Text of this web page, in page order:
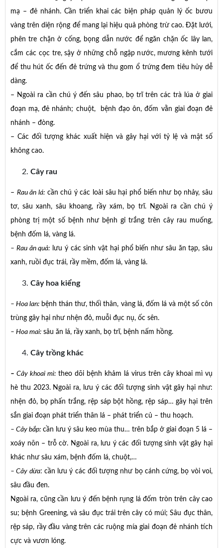
mạ – đẻ nhánh. Cần triển khai các biện pháp quản lý ốc bươu
vàng trên diện rộng để mang lại hiệu quả phòng trừ cao. Đặt lưới,
phên tre chặn ở cống, bọng dẫn nước để ngăn chặn ốc lây lan,
cắm các cọc tre, sậy ở những chỗ ngập nước, mương kênh tưới
để thu hút ốc đến đẻ trứng và thu gom ổ trứng đem tiêu hủy dễ
dàng.
– Ngoài ra cần chú ý đến sâu phao, bọ trĩ trên các trà lúa ở giai
đoạn mạ, đẻ nhánh; chuột, bệnh đạo ôn, đốm vằn giai đoạn đẻ
nhánh – đòng.
– Các đối tượng khác xuất hiện và gây hại với tỷ lệ và mật số
không cao.
Cây rau
– Rau ăn lá:cần chú ý các loài sâu hại phổ biến như bọ nhảy, sâu
tơ, sâu xanh, sâu khoang, rầy xám, bọ trĩ. Ngoài ra cần chú ý
phòng trị một số bệnh như bệnh gỉ trắng trên cây rau muống,
bệnh đốm lá, vàng lá.
– Rau ăn quả: lưu ý các sinh vật hại phổ biến như sâu ăn tạp, sâu
xanh, ruồi đục trái, rầy mềm, đốm lá, vàng lá.
Cây hoa kiểng
– Hoa lan: bệnh thán thư, thối thân, vàng lá, đốm lá và một số côn
trùng gây hại như nhện đỏ, muỗi đục nụ, ốc sên.
– Hoa mai: sâu ăn lá, rầy xanh, bọ trĩ, bệnh nấm hồng.
Cây trồng khác
– Cây khoai mì: theo dõi bệnh khảm lá virus trên cây khoai mì vụ
hè thu 2023. Ngoài ra, lưu ý các đối tượng sinh vật gây hại như:
nhện đỏ, bọ phấn trắng, rệp sáp bột hồng, rệp sáp… gây hại trên
sắn giai đoạn phát triển thân lá – phát triển củ – thu hoạch.
– Cây bắp: cần lưu ý sâu keo mùa thu… trên bắp ở giai đoạn 5 lá –
xoáy nõn – trỗ cờ. Ngoài ra, lưu ý các đối tượng sinh vật gây hại
khác như sâu xám, bệnh đốm lá, chuột,…
– Cây dừa: cần lưu ý các đối tượng như bọ cánh cứng, bọ vòi voi,
sâu đầu đen.
Ngoài ra, cũng cần lưu ý đến bệnh rụng lá đốm tròn trên cây cao
su; bệnh Greening, và sâu đục trái trên cây có múi; Sâu đục thân,
rệp sáp, rầy đầu vàng trên các ruộng mía giai đoạn đẻ nhánh tích
cực và vươn lóng.